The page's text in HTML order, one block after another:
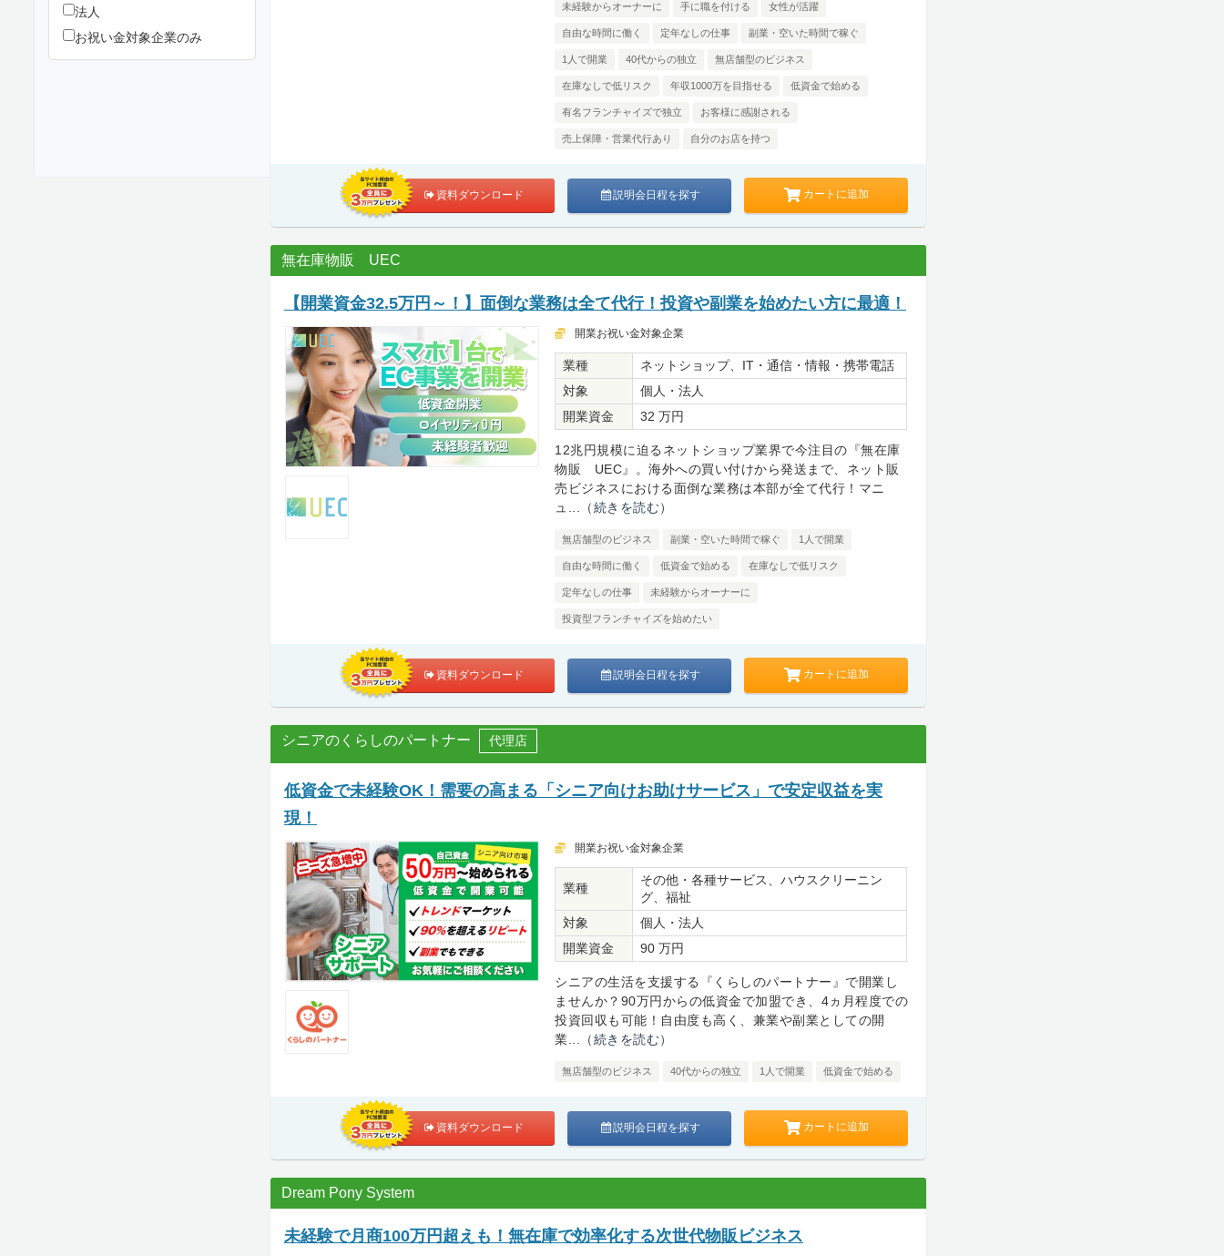
法人
お祝い金対象企業のみ
未経験からオーナーに 手に職を付ける 女性が活躍
自由な時間に働く 定年なしの仕事 副業・空いた時間で稼ぐ
1人で開業 40代からの独立 無店舗型のビジネス
在庫なしで低リスク 年収1000万を目指せる 低資金で始める
有名フランチャイズで独立 お客様に感謝される
売上保障・営業代行あり 自分のお店を持つ
資料ダウンロード 説明会日程を探す カートに追加
無在庫物販 UEC
【開業資金32.5万円～！】面倒な業務は全て代行！投資や副業を始めたい方に最適！
開業お祝い金対象企業
業種
ネットショップ、IT・通信・情報・携帯電話
対象
個人・法人
開業資金
32 万円
12兆円規模に迫るネットショップ業界で今注目の『無在庫
物販 UEC』。海外への買い付けから発送まで、ネット販
売ビジネスにおける面倒な業務は本部が全て代行！マニ
ュ...
（続きを読む）
無店舗型のビジネス 副業・空いた時間で稼ぐ 1人で開業
自由な時間に働く 低資金で始める 在庫なしで低リスク
定年なしの仕事 未経験からオーナーに
投資型フランチャイズを始めたい
資料ダウンロード 説明会日程を探す カートに追加
シニアのくらしのパートナー 代理店
低資金で未経験OK！需要の高まる「シニア向けお助けサービス」で安定収益を実
現！
開業お祝い金対象企業
業種
その他・各種サービス、ハウスクリーニン
グ、福祉
対象
個人・法人
開業資金
90 万円
シニアの生活を支援する『くらしのパートナー』で開業し
ませんか？90万円からの低資金で加盟でき、4ヵ月程度での
投資回収も可能！自由度も高く、兼業や副業としての開
業...
（続きを読む）
無店舗型のビジネス 40代からの独立 1人で開業 低資金で始める
資料ダウンロード 説明会日程を探す カートに追加
Dream Pony System
未経験で月商100万円超えも！無在庫で効率化する次世代物販ビジネス